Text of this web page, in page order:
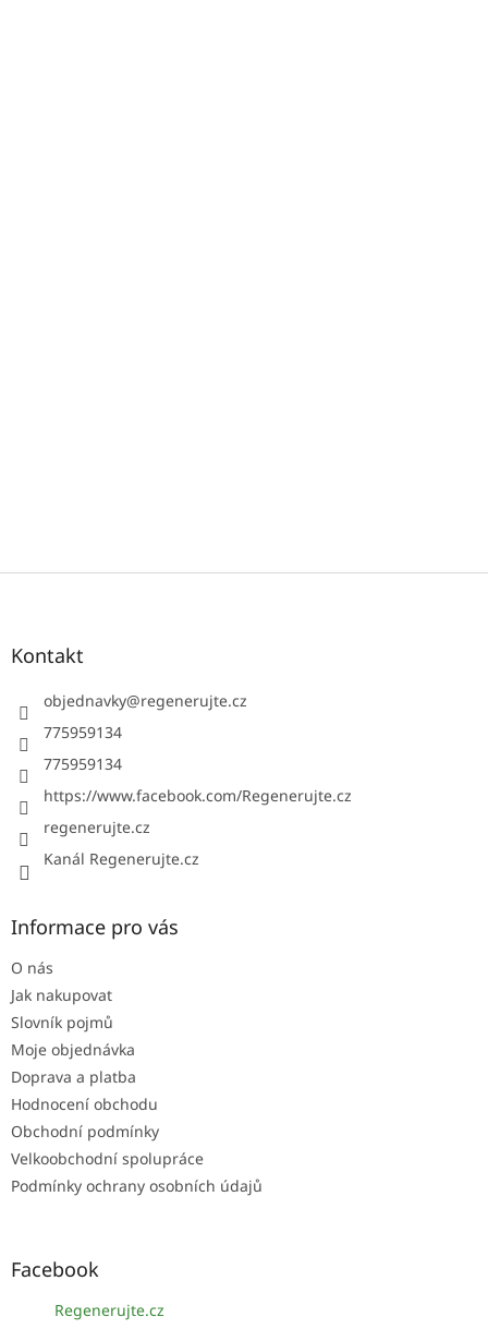
Z
Kontakt
objednavky@regenerujte.cz
775959134
775959134
https://www.facebook.com/Regenerujte.cz
regenerujte.cz
Kanál Regenerujte.cz
Informace pro vás
O nás
Jak nakupovat
Slovník pojmů
Moje objednávka
Doprava a platba
Hodnocení obchodu
Obchodní podmínky
Velkoobchodní spolupráce
Podmínky ochrany osobních údajů
Facebook
Regenerujte.cz